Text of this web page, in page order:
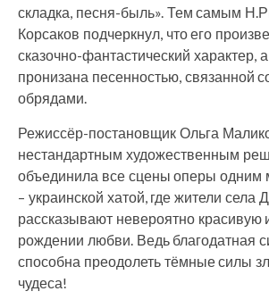
складка, песня-быль». Тем самым
Корсаков подчеркнул, что его
сказочно-фантастический характер,
пронизана песенностью, связанной
обрядами.
Режиссёр-постановщик Ольга
нестандартным художественным
объединила все сцены оперы одним
– украинской хатой, где жители села
рассказывают невероятно красивую
рождении любви. Ведь благодатная
способна преодолеть тёмные силы
чудеса!